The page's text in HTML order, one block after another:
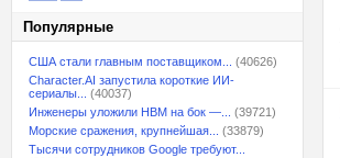
Популярные
США стали главным поставщиком...
(40626)
Character.AI запустила короткие ИИ-
сериалы...
(40037)
Инженеры уложили HBM на бок —...
(39721)
Морские сражения, крупнейшая...
(33879)
Тысячи сотрудников Google требуют...